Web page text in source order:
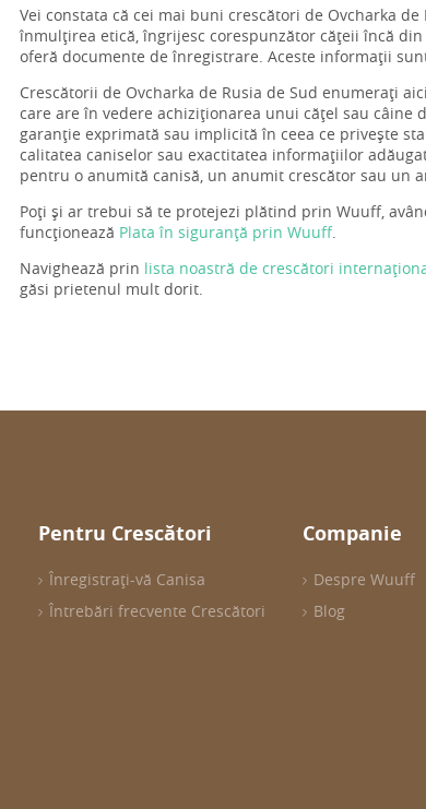
Vei constata că cei mai buni crescători de Ovcharka
înmulțirea etică, îngrijesc corespunzător cățeii încă
oferă documente de înregistrare. Aceste informații
Crescătorii de Ovcharka de Rusia de Sud enumerați
care are în vedere achiziționarea unui cățel sau
garanție exprimată sau implicită în ceea ce privește
calitatea caniselor sau exactitatea informațiilor
pentru o anumită canisă, un anumit crescător sau un
Poți și ar trebui să te protejezi plătind prin Wuuff,
funcționează Plata în siguranță prin Wuuff.
Navighează prin lista noastră de crescători
găsi prietenul mult dorit.
Pentru Crescători
Înregistrați-vă Canisa
Întrebări frecvente Crescători
Companie
Despre Wuuff
Blog